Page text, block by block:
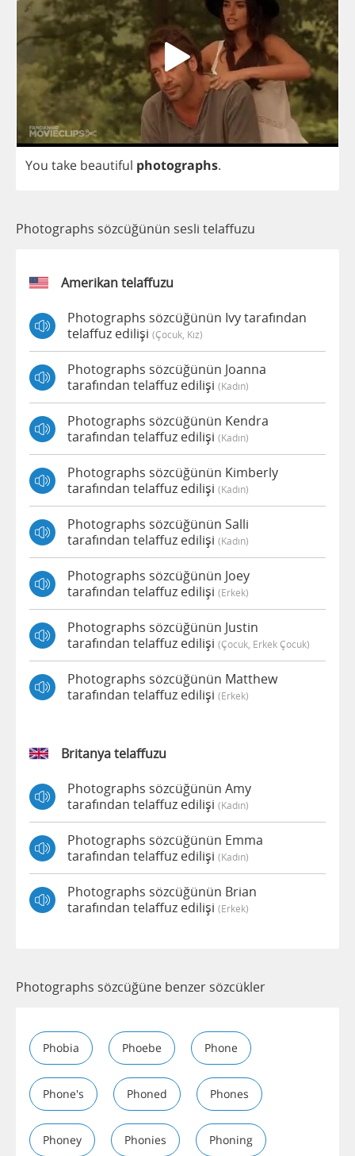
You take beautiful photographs.
Photographs sözcüğünün sesli telaffuzu
Amerikan telaffuzu
Photographs sözcüğünün Ivy tarafından
telaffuz edilişi (çocuk, Kız)
Photographs sözcüğünün Joanna
tarafından telaffuz edilişi (kadın)
Photographs sözcüğünün Kendra
tarafından telaffuz edilişi (kadın)
Photographs sözcüğünün Kimberly
tarafından telaffuz edilişi (kadın)
Photographs sözcüğünün Salli
tarafından telaffuz edilişi (kadın)
Photographs sözcüğünün Joey
tarafından telaffuz edilişi (erkek)
Photographs sözcüğünün Justin
tarafından telaffuz edilişi (çocuk, Erkek Çocuk)
Photographs sözcüğünün Matthew
tarafından telaffuz edilişi (erkek)
Britanya telaffuzu
Photographs sözcüğünün Amy
tarafından telaffuz edilişi (kadın)
Photographs sözcüğünün Emma
tarafından telaffuz edilişi (kadın)
Photographs sözcüğünün Brian
tarafından telaffuz edilişi (erkek)
Photographs sözcüğüne benzer sözcükler
Phobia Phoebe Phone
Phone's Phoned Phones
Phoney Phonies Phoning